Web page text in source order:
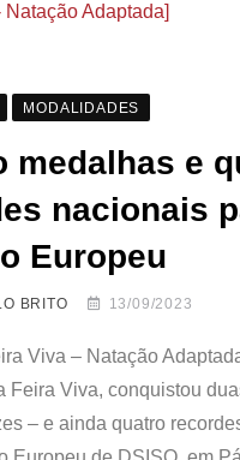
Natação Adaptada]
MODALIDADES
medalhas e
nacionais
Europeu
BRITO 13/09/2023
Viva – Natação
Feira Viva, conquistou
– e ainda quatro